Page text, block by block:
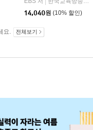
14,040원 (10% 할인)
요. 전체보기